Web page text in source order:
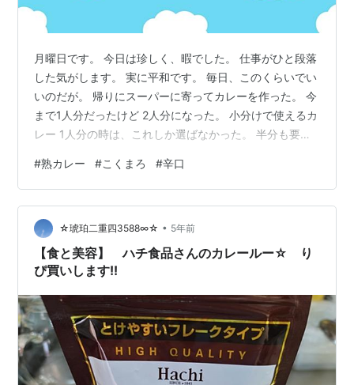
月曜日です。 今日は珍しく、暇でした。 仕事がひと段落
した気がします。 実に平和です。 毎日、このくらいでい
いのだが。 帰りにスーパーに寄ってカレーを作った。 今
まで1人分だったけど 2人分になった。 小分けで使えるカ
レー 1人分の時は、これしか選ばなかった。 半分も要ら
みたかったのがあった。 辛口カレー こくまろは、うちの
スーパーでいつも特売です。 貧乏性。 今までは中辛しか
食べた事なかったけど 人生で初めて辛口食べた。 辛口と
言ってもそこまでじゃないんだな。 めっちゃ美味しかっ
た♡ 明日も忙しくなかったら 稼働記事にします。 平和
であれ…
#熟カレー #こくまろ #辛口
☆琥珀二重四3588∞☆ • 5年前
【食と美容】 ハチ食品さんのカレールー☆ り
ぴ買いします!!